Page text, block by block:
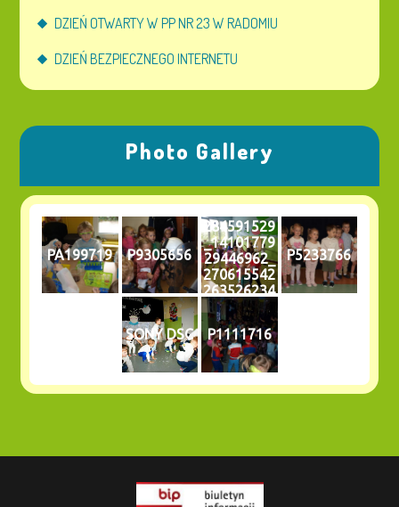
DZIEŃ OTWARTY W PP NR 23 W RADOMIU
DZIEŃ BEZPIECZNEGO INTERNETU
Photo Gallery
PA199719 P9305656
284591529
_14101779
29446962_
270615542
263526234
1_n
P5233766
SONY DSC P1111716